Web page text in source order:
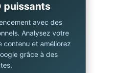
puissants
avec des
Analysez votre
contenu et améliorez
grâce à des